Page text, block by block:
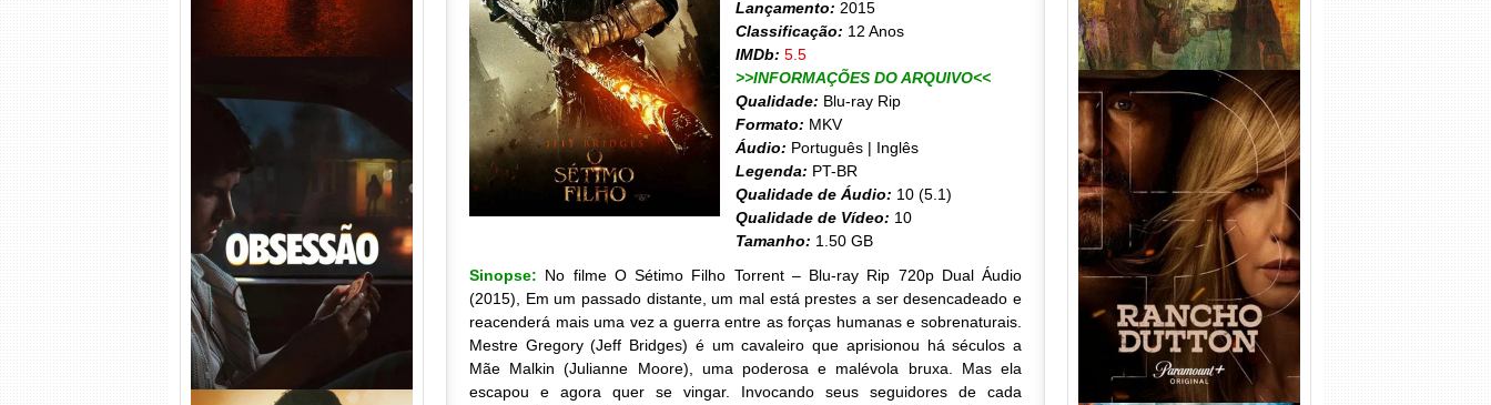
Lançamento: 2015
Classificação: 12 Anos
IMDb: 5.5
>>INFORMAÇÕES DO ARQUIVO<<
Qualidade: Blu-ray Rip
Formato: MKV
Áudio: Português | Inglês
Legenda: PT-BR
Qualidade de Áudio: 10 (5.1)
Qualidade de Vídeo: 10
Tamanho: 1.50 GB
Sinopse: No filme O Sétimo Filho Torrent – Blu-ray Rip 720p Dual Áudio
(2015), Em um passado distante, um mal está prestes a ser desencadeado e
reacenderá mais uma vez a guerra entre as forças humanas e sobrenaturais.
Mestre Gregory (Jeff Bridges) é um cavaleiro que aprisionou há séculos a
Mãe Malkin (Julianne Moore), uma poderosa e malévola bruxa. Mas ela
escapou e agora quer se vingar. Invocando seus seguidores de cada
Obsessão Torrent (2026)
WEB-DL 1080p/4K Dual
Áudio
Rancho Dutton 1ª
Temporada Torrent (2026)
WEB-DL 1080p Dual Áudio